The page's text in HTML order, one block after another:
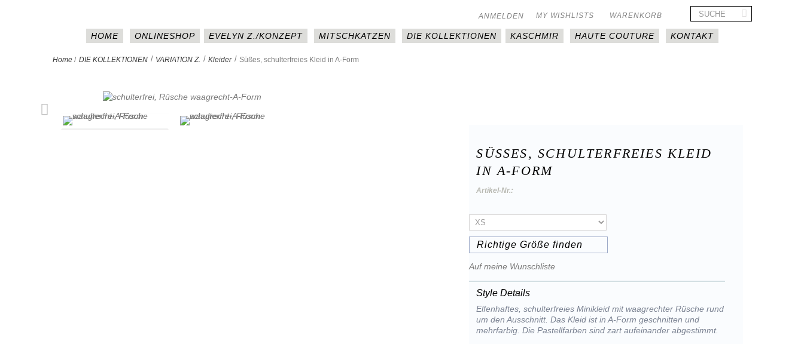
WARENKORB
MY WISHLISTS
ANMELDEN
HOME ONLINESHOP EVELYN Z./KONZEPT MITSCHKATZEN DIE KOLLEKTIONEN KASCHMIR HAUTE COUTURE KONTAKT
Home / DIE KOLLEKTIONEN > VARIATION Z. > Kleider > Süßes, schulterfreies Kleid in A-Form
SÜSSES, SCHULTERFREIES KLEID I
N A-FORM
Artikel-Nr.:
Richtige Größe finden
Auf meine Wunschliste
Style Details
Elfenhaftes, schulterfreies Minikleid mit waagrechter Rüsche rund
um den Ausschnitt. Das Kleid ist in A-Form geschnitten und
mehrfarbig. Die Pastellfarben sind zart aufeinander abgestimmt.